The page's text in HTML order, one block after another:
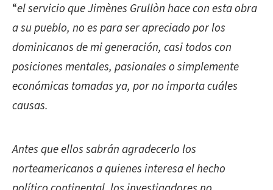
“el servicio que Jimènes Grullòn hace con esta obra
a su pueblo, no es para ser apreciado por los
dominicanos de mi generación, casi todos con
posiciones mentales, pasionales o simplemente
económicas tomadas ya, por no importa cuáles
causas.
Antes que ellos sabrán agradecerlo los
norteamericanos a quienes interesa el hecho